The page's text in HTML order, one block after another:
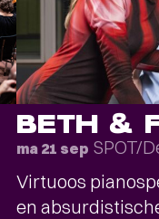
BETH &
ma 21 sep SPOT/
Virtuoos
en